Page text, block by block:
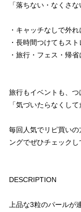
「落ちない・なくさ
・キャッチなしで外
・長時間つけてもスト
・旅行・フェス・帰
旅行もイベントも、つ
「気づいたらなくし
毎回人気でリピ買い
ングでぜひチェックし
DESCRIPTION
上品な3粒のパールが